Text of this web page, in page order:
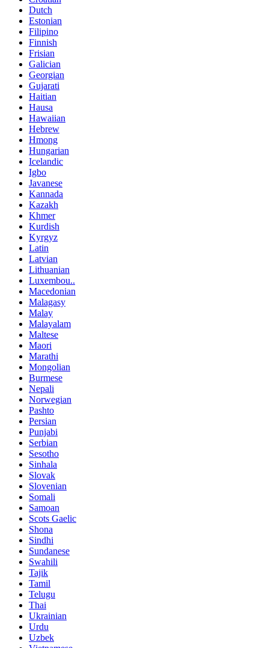
Dutch
Estonian
Filipino
Finnish
Frisian
Galician
Georgian
Gujarati
Haitian
Hausa
Hawaiian
Hebrew
Hmong
Hungarian
Icelandic
Igbo
Javanese
Kannada
Kazakh
Khmer
Kurdish
Kyrgyz
Latin
Latvian
Lithuanian
Luxembou..
Macedonian
Malagasy
Malay
Malayalam
Maltese
Maori
Marathi
Mongolian
Burmese
Nepali
Norwegian
Pashto
Persian
Punjabi
Serbian
Sesotho
Sinhala
Slovak
Slovenian
Somali
Samoan
Scots Gaelic
Shona
Sindhi
Sundanese
Swahili
Tajik
Tamil
Telugu
Thai
Ukrainian
Urdu
Uzbek